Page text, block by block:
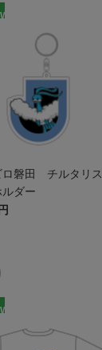
ロ磐田 チルタリス
ダー